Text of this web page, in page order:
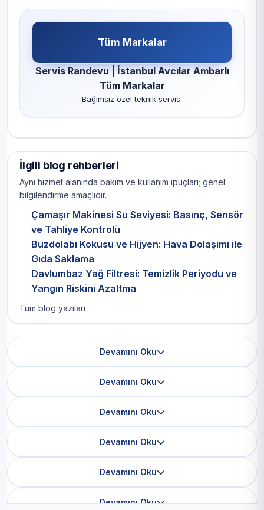
Tüm Markalar
Servis Randevu | İstanbul Avcılar Ambarlı
Tüm Markalar
Bağımsız özel teknik servis.
İlgili blog rehberleri
Aynı hizmet alanında bakım ve kullanım ipuçları; genel
bilgilendirme amaçlıdır.
Çamaşır Makinesi Su Seviyesi: Basınç, Sensör
ve Tahliye Kontrolü
Buzdolabı Kokusu ve Hijyen: Hava Dolaşımı ile
Gıda Saklama
Davlumbaz Yağ Filtresi: Temizlik Periyodu ve
Yangın Riskini Azaltma
Tüm blog yazıları
Devamını Oku
Devamını Oku
Devamını Oku
Devamını Oku
Devamını Oku
Devamını Oku